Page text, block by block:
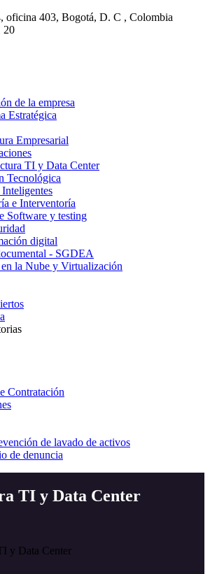
oficina 403, Bogotá, D. C , Colombia
20
de la empresa
Estratégica
Empresarial
TI y Data Center
Tecnológica
e Interventoría
Software y testing
digital
- SGDEA
la Nube y Virtualización
Contratación
de lavado de activos
de denuncia
TI y Data Center
y Data Center